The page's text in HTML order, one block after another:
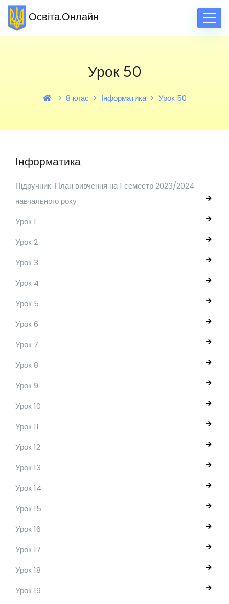
Освіта.Онлайн
Урок 50
8 клас Інформатика Урок 50
Інформатика
Підручник. План вивчення на 1 семестр 2023/2024
навчального року
Урок 1
Урок 2
Урок 3
Урок 4
Урок 5
Урок 6
Урок 7
Урок 8
Урок 9
Урок 10
Урок 11
Урок 12
Урок 13
Урок 14
Урок 15
Урок 16
Урок 17
Урок 18
Урок 19